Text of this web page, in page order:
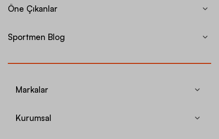
Öne Çıkanlar
Sportmen Blog
Markalar
Kurumsal